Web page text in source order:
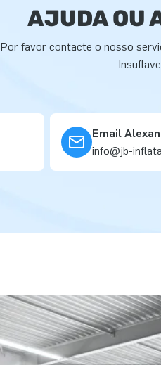
AJUDA OU
Por favor contacte o nosso
Email
info@jb-